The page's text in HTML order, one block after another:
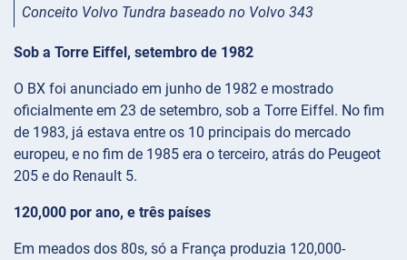
Conceito Volvo Tundra baseado no Volvo 343
Sob a Torre Eiffel, setembro de 1982
O BX foi anunciado em junho de 1982 e mostrado
oficialmente em 23 de setembro, sob a Torre Eiffel. No fim
de 1983, já estava entre os 10 principais do mercado
europeu, e no fim de 1985 era o terceiro, atrás do Peugeot
205 e do Renault 5.
120,000 por ano, e três países
Em meados dos 80s, só a França produzia 120,000-